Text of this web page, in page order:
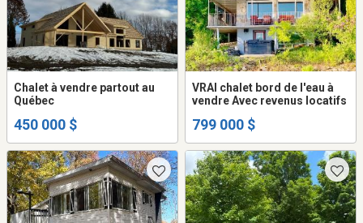
Chalet à vendre partout au
Québec
450 000 $
VRAI chalet bord de l'eau à
vendre Avec revenus locatifs
799 000 $